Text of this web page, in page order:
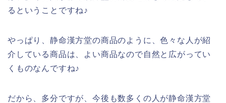
るということですね♪
やっぱり、静命漢方堂の商品のように、色々な人が紹
介している商品は、よい商品なので自然と広がってい
くものなんですね♪
だから、多分ですが、今後も数多くの人が静命漢方堂